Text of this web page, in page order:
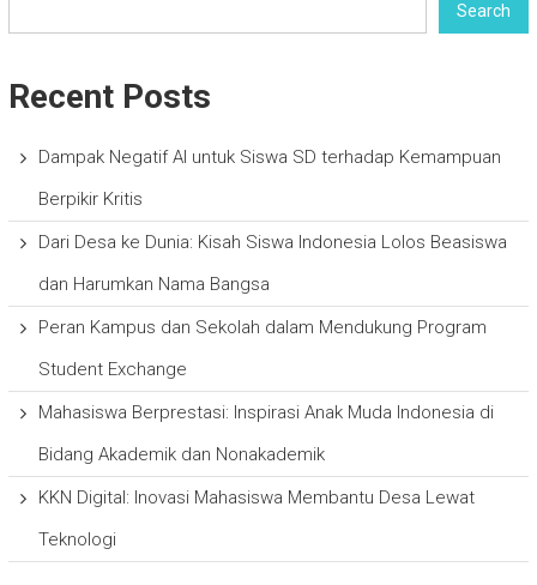
Search
Recent Posts
Dampak Negatif AI untuk Siswa SD terhadap Kemampuan
Berpikir Kritis
Dari Desa ke Dunia: Kisah Siswa Indonesia Lolos Beasiswa
dan Harumkan Nama Bangsa
Peran Kampus dan Sekolah dalam Mendukung Program
Student Exchange
Mahasiswa Berprestasi: Inspirasi Anak Muda Indonesia di
Bidang Akademik dan Nonakademik
KKN Digital: Inovasi Mahasiswa Membantu Desa Lewat
Teknologi